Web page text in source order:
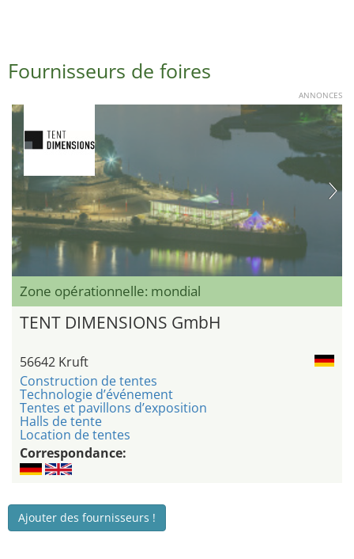
Fournisseurs de foires
ANNONCES
Zone opérationnelle: mondial
TENT DIMENSIONS GmbH
56642 Kruft
Construction de tentes
Technologie d’événement
Tentes et pavillons d’exposition
Halls de tente
Location de tentes
Correspondance:
Ajouter des fournisseurs !